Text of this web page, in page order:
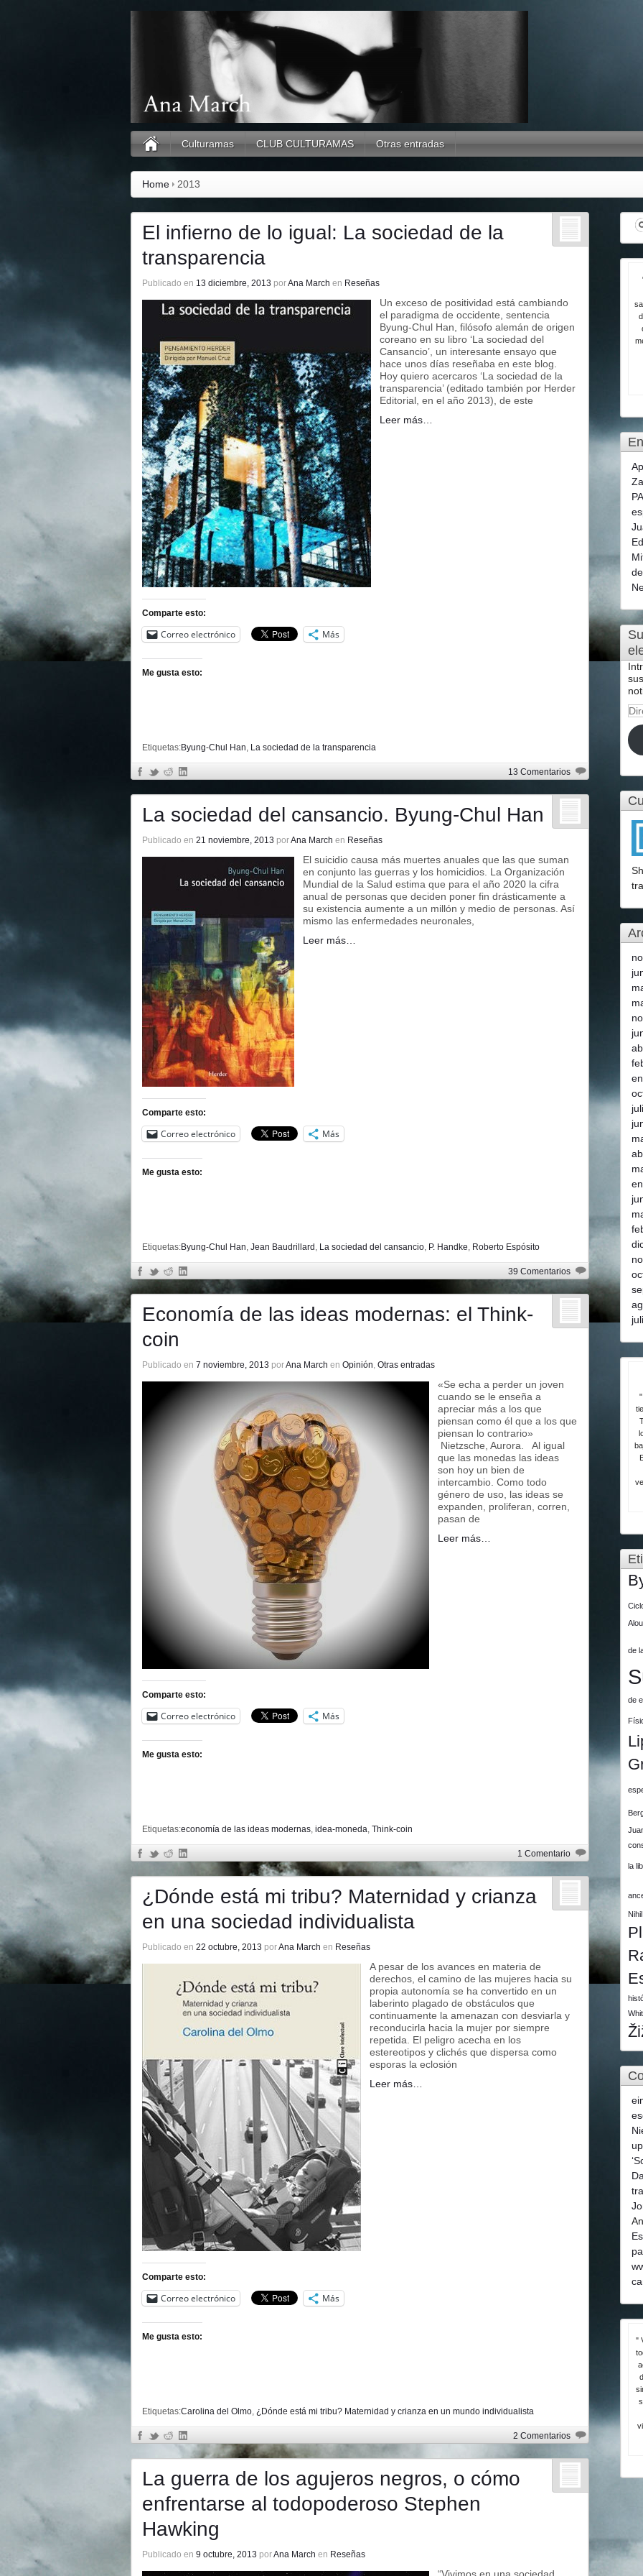
Culturamas CLUB CULTURAMAS Otras entradas
Home 2013
El infierno de lo igual: La sociedad de la
transparencia
Publicado en 13 diciembre, 2013 porAna March en Reseñas
Un exceso de positividad está cambiando
el paradigma de occidente, sentencia
Byung-Chul Han, filósofo alemán de origen
coreano en su libro ‘La sociedad del
Cansancio’, un interesante ensayo que
hace unos días reseñaba en este blog.
Hoy quiero acercaros ‘La sociedad de la
transparencia’ (editado también por Herder
Editorial, en el año 2013), de este
Leer más…
Comparte esto:
Correo electrónico Más
Me gusta esto:
Etiquetas:Byung-Chul Han, La sociedad de la transparencia
13 Comentarios
La sociedad del cansancio. Byung-Chul Han
Publicado en 21 noviembre, 2013 porAna March en Reseñas
El suicidio causa más muertes anuales que las que suman
en conjunto las guerras y los homicidios. La Organización
Mundial de la Salud estima que para el año 2020 la cifra
anual de personas que deciden poner fin drásticamente a
su existencia aumente a un millón y medio de personas. Así
mismo las enfermedades neuronales,
Leer más…
Comparte esto:
Correo electrónico Más
Me gusta esto:
Etiquetas:Byung-Chul Han, Jean Baudrillard , La sociedad del cansancio, P. Handke, Roberto Espósito
39 Comentarios
Economía de las ideas modernas: el Think-
coin
Publicado en 7 noviembre, 2013 porAna March en Opinión, Otras entradas
«Se echa a perder un joven
cuando se le enseña a
apreciar más a los que
piensan como él que a los que
piensan lo contrario»
Nietzsche, Aurora. Al igual
que las monedas las ideas
son hoy un bien de
intercambio. Como todo
género de uso, las ideas se
expanden, proliferan, corren,
pasan de
Leer más…
Comparte esto:
Correo electrónico Más
Me gusta esto:
Etiquetas:economía de las ideas modernas, idea-moneda, Think-coin
1 Comentario
¿Dónde está mi tribu? Maternidad y crianza
en una sociedad individualista
Publicado en 22 octubre, 2013 porAna March en Reseñas
A pesar de los avances en materia de
derechos, el camino de las mujeres hacia su
propia autonomía se ha convertido en un
laberinto plagado de obstáculos que
continuamente la amenazan con desviarla y
reconducirla hacia la mujer por siempre
repetida. El peligro acecha en los
estereotipos y clichés que dispersa como
esporas la eclosión
Leer más…
Comparte esto:
Correo electrónico Más
Me gusta esto:
Etiquetas:Carolina del Olmo, ¿Dónde está mi tribu? Maternidad y crianza en un mundo individualista
2 Comentarios
La guerra de los agujeros negros, o cómo
enfrentarse al todopoderoso Stephen
Hawking
Publicado en 9 octubre, 2013 porAna March en Reseñas
Alou
de
de
la
up
"